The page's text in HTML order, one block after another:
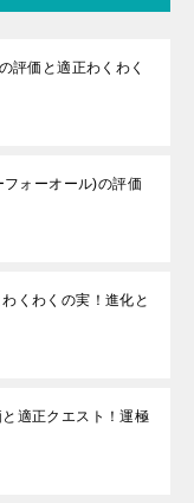
評価と適正わくわく
フォーオール)の評価
くわくの実！進化と
と適正クエスト！運極